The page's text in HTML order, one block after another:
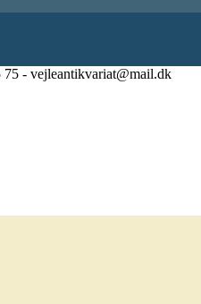
- vejleantikvariat@mail.dk